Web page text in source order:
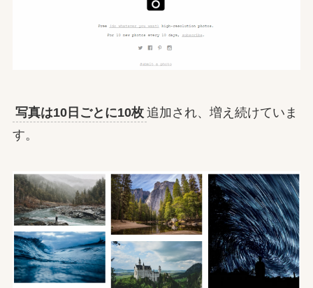
写真は10日ごとに10枚 追加され、増え続けていま
す。